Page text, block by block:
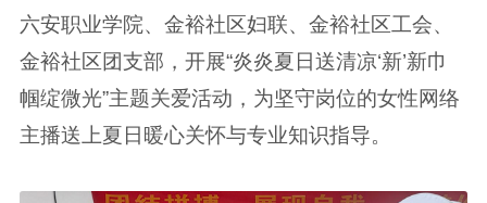
六安职业学院、金裕社区妇联、金裕社区工会、
金裕社区团支部，开展“炎炎夏日送清凉‘新’新巾
帼绽微光”主题关爱活动，为坚守岗位的女性网络
主播送上夏日暖心关怀与专业知识指导。